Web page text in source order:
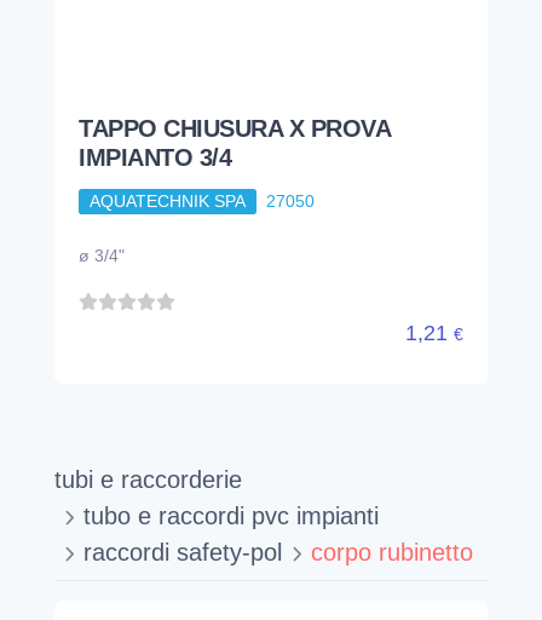
TAPPO CHIUSURA X PROVA
IMPIANTO 3/4
AQUATECHNIK SPA 27050
ø 3/4"
1,21 €
tubi e raccorderie
tubo e raccordi pvc impianti
raccordi safety-pol
corpo rubinetto